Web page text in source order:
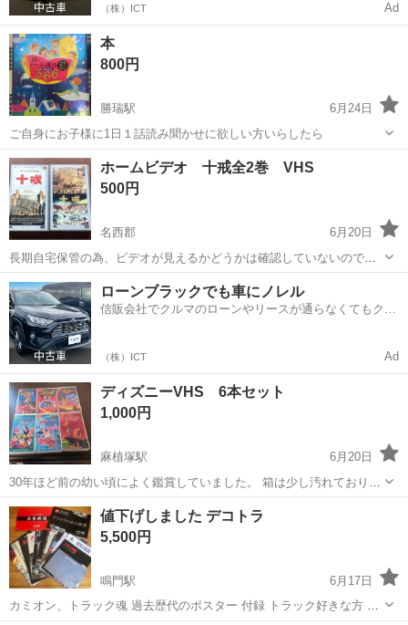
（株）ICT Ad
本
800円
勝瑞駅
6月24日
ご自身にお子様に1日１話読み聞かせに欲しい方いらしたら
徳島 板野郡 勝瑞駅 その他
ホームビデオ 十戒全2巻 VHS
500円
名西郡
6月20日
長期自宅保管の為、ビデオが見えるかどうかは確認していないので傷
や汚れありにしました。 今までに1回か2回しか見ていないと思いま
す。 ホームビデオ VHS ビデオ 映画
徳島 名西郡 その他 VHS
ローンブラックでも車にノレル
信販会社でクルマのローンやリースが通らなくてもクル
（株）ICT Ad
ディズニーVHS 6本セット
1,000円
麻植塚駅
6月20日
30年ほど前の幼い頃によく鑑賞していました。 箱は少し汚れておりま
すが、暗所にて保管しておりましたので恐らく問題無く視聴出来ると
思われます。 自宅にVHSの機会が無く、申し訳無いのですが確認でき
ておりません。 宜しくお願い致...
徳島 吉野川市 麻植塚駅 その他
値下げしました デコトラ
5,500円
鳴門駅
6月17日
カミオン、トラック魂 過去歴代のポスター 付録 トラック好きな方 カ